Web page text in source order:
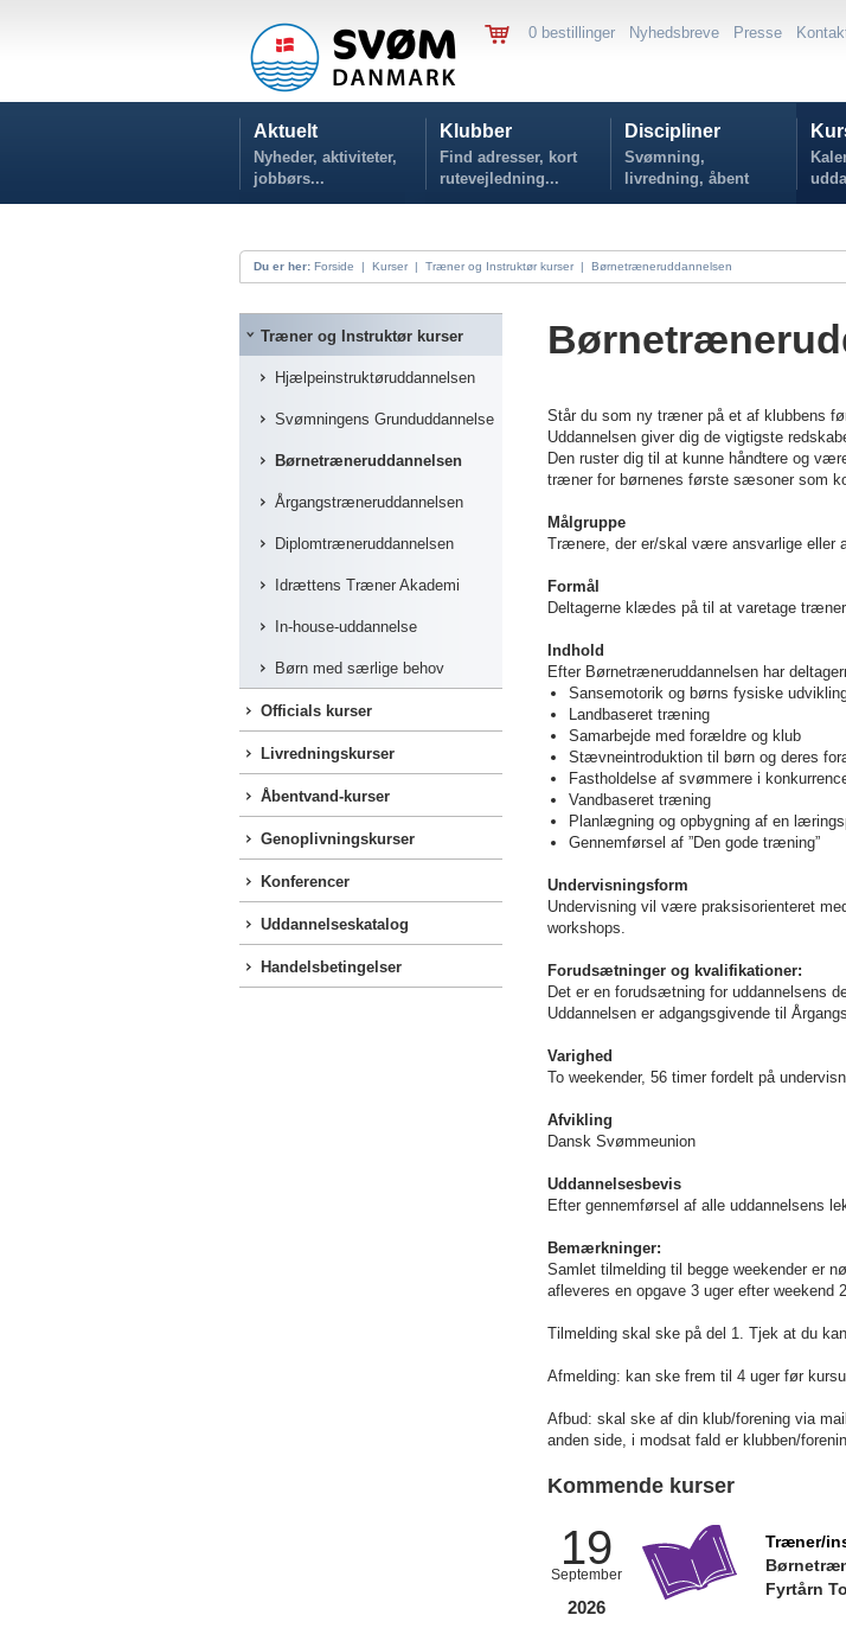
0 bestillinger Nyhedsbreve Presse
Aktuelt
Nyheder, aktiviteter,
jobbørs...
Klubber
Find adresser, kort
rutevejledning...
Discipliner
Svømning,
livredning, åbent
vand...
Du er her: Forside | Kurser | Træner og Instruktør kurser | Børnetræneruddannelsen
Træner og Instruktør kurser
Hjælpeinstruktøruddannelsen
Svømningens Grunduddannelse
Børnetræneruddannelsen
Årgangstræneruddannelsen
Diplomtræneruddannelsen
Idrættens Træner Akademi
In-house-uddannelse
Børn med særlige behov
Officials kurser
Livredningskurser
Åbentvand-kurser
Genoplivningskurser
Konferencer
Uddannelseskatalog
Handelsbetingelser
Står du som ny træner på et af klubbens
Uddannelsen giver dig de vigtigste
Den ruster dig til at kunne håndtere og
træner for børnenes første sæsoner som
Målgruppe
Trænere, der er/skal være ansvarlige eller
Formål
Deltagerne klædes på til at varetage
Indhold
Efter Børnetræneruddannelsen har
Sansemotorik og børns fysiske
Landbaseret træning
Samarbejde med forældre og klub
Stævneintroduktion til børn og deres
Fastholdelse af svømmere i
Vandbaseret træning
Planlægning og opbygning af en
Gennemførsel af ”Den gode træning”
Undervisningsform
Undervisning vil være praksisorienteret
workshops.
Forudsætninger og kvalifikationer:
Det er en forudsætning for uddannelsens
Uddannelsen er adgangsgivende til
Varighed
To weekender, 56 timer fordelt på
Afvikling
Dansk Svømmeunion
Uddannelsesbevis
Efter gennemførsel af alle uddannelsens
Bemærkninger:
Samlet tilmelding til begge weekender er
afleveres en opgave 3 uger efter
Tilmelding skal ske på del 1. Tjek at du
Afmelding: kan ske frem til 4 uger før
Afbud: skal ske af din klub/forening via
anden side, i modsat fald er klubben/
Kommende kurser
19
September
2026
Træner/
Fyrtårn